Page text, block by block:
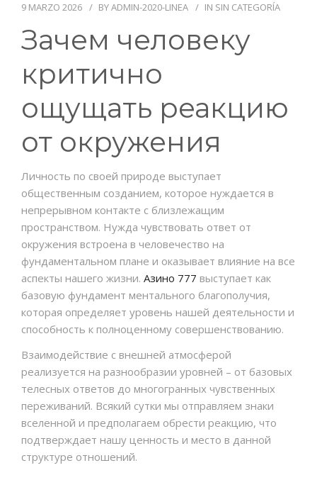
PIDE TU CITA
9 MARZO 2026 BYADMIN-2020-LINEA IN SIN CATEGORÍA
Зачем человеку
критично
ощущать реакцию
от окружения
Личность по своей природе выступает
общественным созданием, которое нуждается в
непрерывном контакте с близлежащим
пространством. Нужда чувствовать ответ от
окружения встроена в человечество на
фундаментальном плане и оказывает влияние на все
аспекты нашего жизни. Азино 777 выступает как
базовую фундамент ментального благополучия,
которая определяет уровень нашей деятельности и
способность к полноценному совершенствованию.
Взаимодействие с внешней атмосферой
реализуется на разнообразии уровней – от базовых
телесных ответов до многогранных чувственных
переживаний. Всякий сутки мы отправляем знаки
вселенной и предполагаем обрести реакцию, что
подтверждает нашу ценность и место в данной
структуре отношений.